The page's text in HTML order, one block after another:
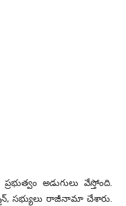
అడుగులు వేస్తోంది.
సభ్యులు రాజీనామా చేశారు.